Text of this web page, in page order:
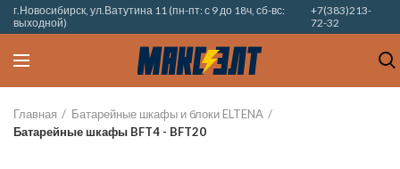
г.Новосибирск, ул.Ватутина 11 (пн-пт: с 9 до 18ч, сб-вс:
выходной)
+7(383)213-
72-32
Главная
Батарейные шкафы и блоки ELTENA
Батарейные шкафы BFT4 - BFT20